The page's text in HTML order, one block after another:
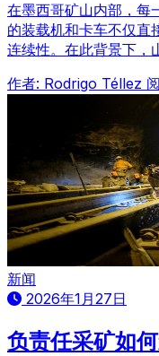
在墨西哥矿山内部，每
的装载机和卡车不仅直
连续性。在此背景下，
作者: Rodrigo Téllez
新闻
2026年1月27日
负责任采矿如